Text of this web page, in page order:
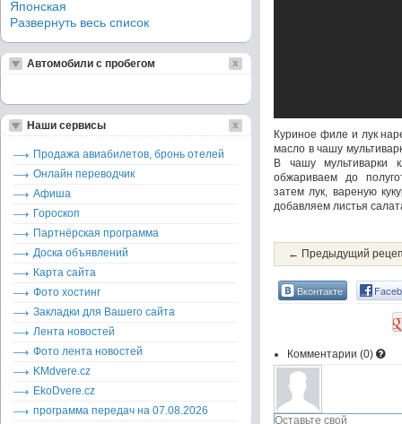
Куриное филе и лук
масло в чашу
В чашу мультиварки
обжариваем до
затем лук, вареную
добавляем листья
← Предыдущий
Вконтакте
Комментарии (0)
Японская
Развернуть весь список
Автомобили с пробегом
Наши сервисы
Продажа авиабилетов, бронь отелей
Онлайн переводчик
Афиша
Гороскоп
Партнёрская программа
Доска объявлений
Карта сайта
Фото хостинг
Закладки для Вашего сайта
Лента новостей
Фото лента новостей
KMdvere.cz
EkoDvere.cz
программа передач на 07.08.2026